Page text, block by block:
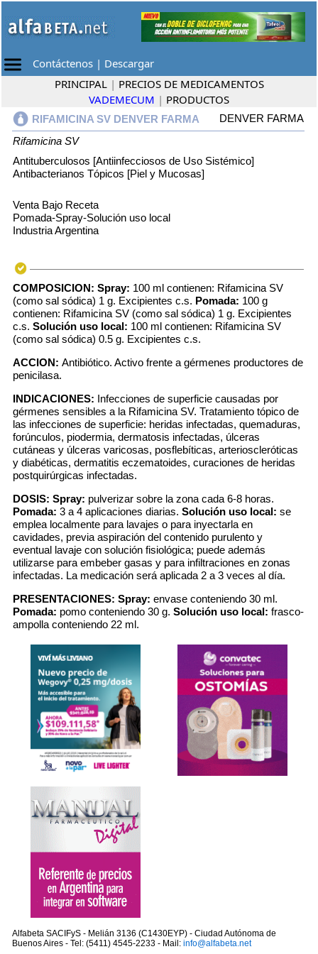
Contáctenos | Descargar
PRINCIPAL | PRECIOS DE MEDICAMENTOS
VADEMECUM | PRODUCTOS
RIFAMICINA SV DENVER FARMA
DENVER FARMA
Rifamicina SV
Antituberculosos [Antiinfecciosos de Uso Sistémico]
Antibacterianos Tópicos [Piel y Mucosas]
Venta Bajo Receta
Pomada-Spray-Solución uso local
Industria Argentina
COMPOSICION: Spray: 100 ml contienen: Rifamicina SV
(como sal sódica) 1 g. Excipientes c.s. Pomada: 100 g
contienen: Rifamicina SV (como sal sódica) 1 g. Excipientes
c.s. Solución uso local: 100 ml contienen: Rifamicina SV
(como sal sódica) 0.5 g. Excipientes c.s.
ACCION: Antibiótico. Activo frente a gérmenes productores de
penicilasa.
INDICACIONES: Infecciones de superficie causadas por
gérmenes sensibles a la Rifamicina SV. Tratamiento tópico de
las infecciones de superficie: heridas infectadas, quemaduras,
forúnculos, piodermia, dermatosis infectadas, úlceras
cutáneas y úlceras varicosas, posflebíticas, arterioscleróticas
y diabéticas, dermatitis eczematoides, curaciones de heridas
postquirúrgicas infectadas.
DOSIS: Spray: pulverizar sobre la zona cada 6-8 horas.
Pomada: 3 a 4 aplicaciones diarias. Solución uso local: se
emplea localmente para lavajes o para inyectarla en
cavidades, previa aspiración del contenido purulento y
eventual lavaje con solución fisiológica; puede además
utilizarse para embeber gasas y para infiltraciones en zonas
infectadas. La medicación será aplicada 2 a 3 veces al día.
PRESENTACIONES: Spray: envase conteniendo 30 ml.
Pomada: pomo conteniendo 30 g. Solución uso local: frasco-
ampolla conteniendo 22 ml.
Alfabeta SACIFyS - Melián 3136 (C1430EYP) - Ciudad Autónoma de
Buenos Aires - Tel: (5411) 4545-2233 - Mail: info@alfabeta.net